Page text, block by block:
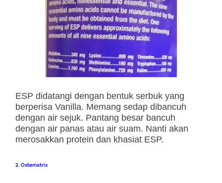
ESP didatangi dengan bentuk serbuk yang
berperisa Vanilla. Memang sedap dibancuh
dengan air sejuk. Pantang besar bancuh
dengan air panas atau air suam. Nanti akan
merosakkan protein dan khasiat ESP.
2. Ostematrix